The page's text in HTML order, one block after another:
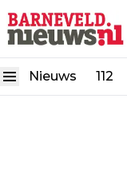
Nieuws 112